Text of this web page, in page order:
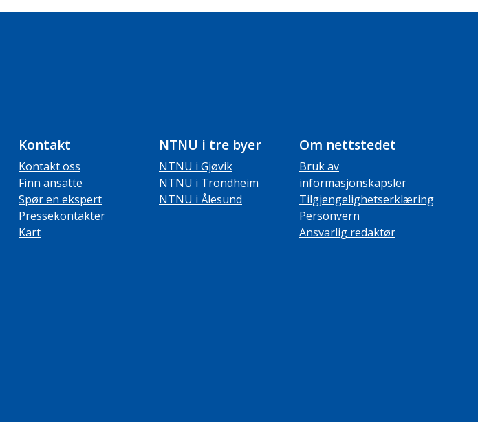
Kontakt
Kontakt oss
Finn ansatte
Spør en ekspert
Pressekontakter
Kart
NTNU i tre byer
NTNU i Gjøvik
NTNU i Trondheim
NTNU i Ålesund
Om nettstedet
Bruk av
informasjonskapsler
Tilgjengelighetserklæring
Personvern
Ansvarlig redaktør